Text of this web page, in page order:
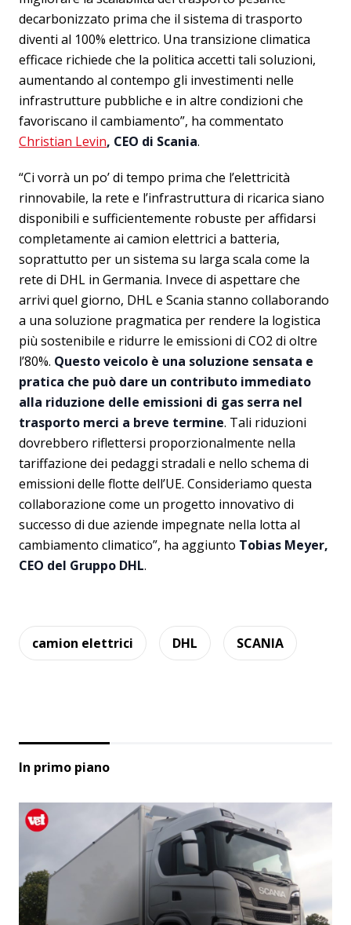
decarbonizzato prima che il sistema di trasporto
diventi al 100% elettrico. Una transizione climatica
efficace richiede che la politica accetti tali soluzioni,
aumentando al contempo gli investimenti nelle
infrastrutture pubbliche e in altre condizioni che
favoriscano il cambiamento”, ha commentato
Christian Levin, CEO di Scania.
“Ci vorrà un po’ di tempo prima che l’elettricità
rinnovabile, la rete e l’infrastruttura di ricarica siano
disponibili e sufficientemente robuste per affidarsi
completamente ai camion elettrici a batteria,
soprattutto per un sistema su larga scala come la
rete di DHL in Germania. Invece di aspettare che
arrivi quel giorno, DHL e Scania stanno collaborando
a una soluzione pragmatica per rendere la logistica
più sostenibile e ridurre le emissioni di CO2 di oltre
l’80%. Questo veicolo è una soluzione sensata e
pratica che può dare un contributo immediato
alla riduzione delle emissioni di gas serra nel
trasporto merci a breve termine. Tali riduzioni
dovrebbero riflettersi proporzionalmente nella
tariffazione dei pedaggi stradali e nello schema di
emissioni delle flotte dell’UE. Consideriamo questa
collaborazione come un progetto innovativo di
successo di due aziende impegnate nella lotta al
cambiamento climatico”, ha aggiunto Tobias Meyer,
CEO del Gruppo DHL.
camion elettrici DHL SCANIA
In primo piano